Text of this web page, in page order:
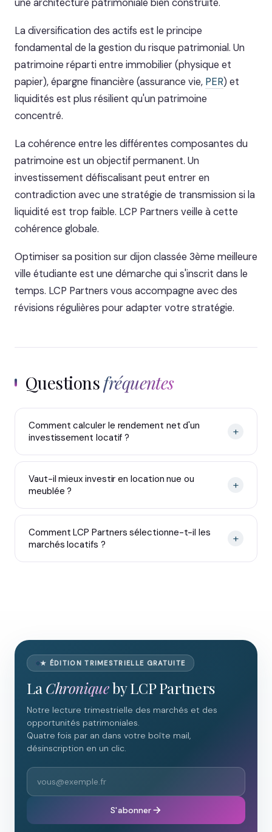
une architecture patrimoniale bien construite.
La diversification des actifs est le principe
fondamental de la gestion du risque patrimonial. Un
patrimoine réparti entre immobilier (physique et
papier), épargne financière (assurance vie, PER) et
liquidités est plus résilient qu'un patrimoine
concentré.
La cohérence entre les différentes composantes du
patrimoine est un objectif permanent. Un
investissement défiscalisant peut entrer en
contradiction avec une stratégie de transmission si la
liquidité est trop faible. LCP Partners veille à cette
cohérence globale.
Optimiser sa position sur dijon classée 3ème meilleure
ville étudiante est une démarche qui s'inscrit dans le
temps. LCP Partners vous accompagne avec des
révisions régulières pour adapter votre stratégie.
Questionsfréquentes
Comment calculer le rendement net d'un
investissement locatif ?
+
Vaut-il mieux investir en location nue ou
meublée ?
+
Comment LCP Partners sélectionne-t-il les
marchés locatifs ?
+
★ ÉDITION TRIMESTRIELLE GRATUITE
La Chroniqueby LCP Partners
Notre lecture trimestrielle des marchés et des
opportunités patrimoniales.
Quatre fois par an dans votre boîte mail,
désinscription en un clic.
S'abonner